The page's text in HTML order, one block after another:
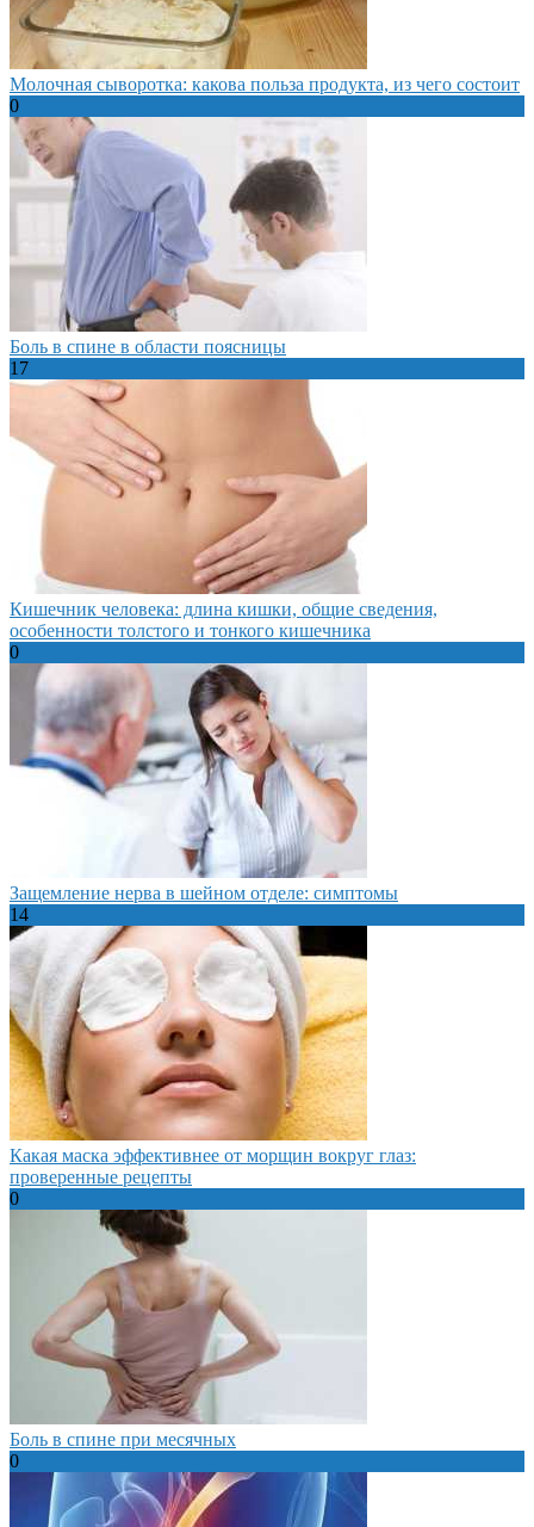
Молочная сыворотка: какова польза продукта, из чего состоит
0
Боль в спине в области поясницы
17
Кишечник человека: длина кишки, общие сведения,
особенности толстого и тонкого кишечника
0
Защемление нерва в шейном отделе: симптомы
14
Какая маска эффективнее от морщин вокруг глаз:
проверенные рецепты
0
Боль в спине при месячных
0